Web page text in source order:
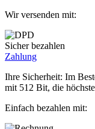
Wir versenden mit:
Sicher bezahlen
Zahlung
Ihre Sicherheit: Im
mit 512 Bit, die
Einfach bezahlen mit: